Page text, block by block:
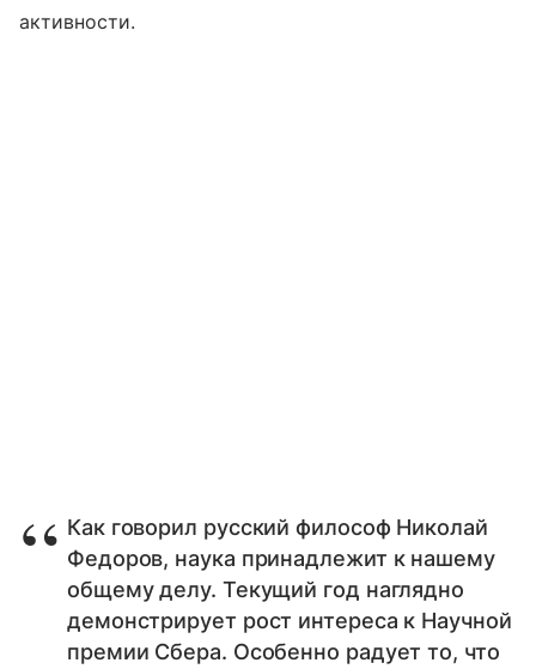
активности.
Как говорил русский философ Николай
Федоров, наука принадлежит к нашему
общему делу. Текущий год наглядно
демонстрирует рост интереса к Научной
премии Сбера. Особенно радует то, что